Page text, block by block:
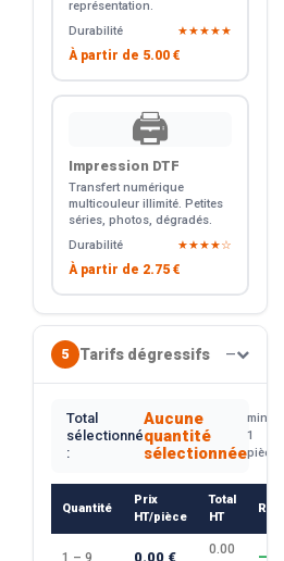
représentation.
Durabilité
★★★★★
À partir de 5.00 €
🖨️
Impression DTF
Transfert numérique
multicouleur illimité. Petites
séries, photos, dégradés.
Durabilité
★★★★☆
À partir de 2.75 €
5 Tarifs dégressifs —
Total
sélectionné
:
Aucune
quantité
sélectionnée
min.
1
pièce
Quantité
Prix
HT/pièce
Total
HT
1 – 9 0.00 €
0.00
—